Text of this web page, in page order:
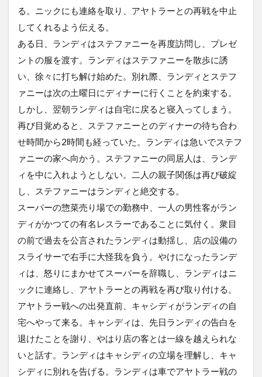
る。ニックにも連絡を取り、アヤトラーとの再戦を中止
してくれるよう伝える。
ある日、ランディはステファニーを再度訪問し、プレゼ
ントの服を渡す。ランディはステファニーを散歩に誘
い、徐々に打ち解け始めた。別れ際、ランディとステフ
ァニーは次の土曜日にディナーに行くことを約束する。
しかし、翌朝ランディは自宅に戻ると寝入ってしまう。
再び目覚めると、ステファニーとのディナーの待ち合わ
せ時間から2時間も経っていた。ランディは急いでステフ
ァニーの家へ向かう。ステファニーの同居人は、ランデ
ィを中に入れようとしない。二人の親子関係は再び破綻
し、ステファニーはランディと絶交する。
スーパーの惣菜売り場での勤務中、一人の男性客がラン
ディがかつての有名レスラーであることに気付く。衆目
の前で過去を公言されたランディは動揺し、店の設備の
スライサーで右手に大怪我を負う。やけになったランデ
ィは、怒りにまかせてスーパーを辞職し、ランディはニ
ックに連絡し、アヤトラーとの再戦を再び取り付ける。
アヤトラー戦への出発直前、キャシディがランディの自
宅へやって来る。キャシディは、先日ランディの告白を
退けたことを謝り、やはり店の客とは一線を越えられな
いと話す。ランディはキャシディの立場を理解し、キャ
シディに別れを告げる。ランディは車でアヤトラー戦の